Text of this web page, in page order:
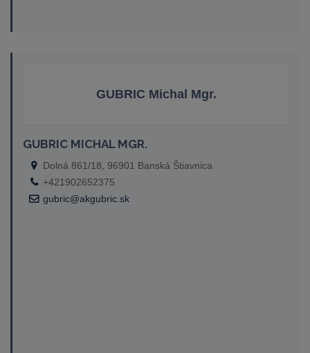
GUBRIC Michal Mgr.
GUBRIC MICHAL MGR.
Dolná 861/18, 96901 Banská Štiavnica
+421902652375
gubric@akgubric.sk